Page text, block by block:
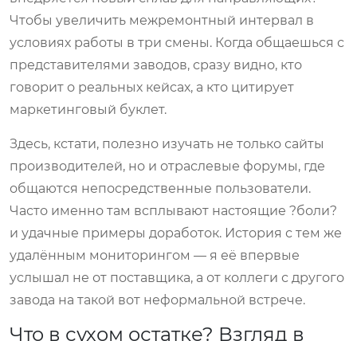
Чтобы увеличить межремонтный интервал в
условиях работы в три смены. Когда общаешься с
представителями заводов, сразу видно, кто
говорит о реальных кейсах, а кто цитирует
маркетинговый буклет.
Здесь, кстати, полезно изучать не только сайты
производителей, но и отраслевые форумы, где
общаются непосредственные пользователи.
Часто именно там всплывают настоящие ?боли?
и удачные примеры доработок. История с тем же
удалённым мониторингом — я её впервые
услышал не от поставщика, а от коллеги с другого
завода на такой вот неформальной встрече.
Что в сухом остатке? Взгляд в